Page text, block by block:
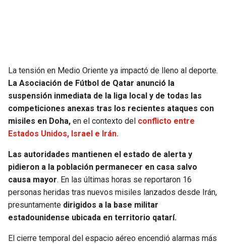
La tensión en Medio Oriente ya impactó de lleno al deporte.
La Asociación de Fútbol de Qatar anunció la
suspensión inmediata de la liga local y de todas las
competiciones anexas tras los recientes ataques con
misiles en Doha, en el contexto del conflicto entre
Estados Unidos, Israel e Irán.
Las autoridades mantienen el estado de alerta y
pidieron a la población permanecer en casa salvo
causa mayor. En las últimas horas se reportaron 16
personas heridas tras nuevos misiles lanzados desde Irán,
presuntamente dirigidos a la base militar
estadounidense ubicada en territorio qatarí.
El cierre temporal del espacio aéreo encendió alarmas más